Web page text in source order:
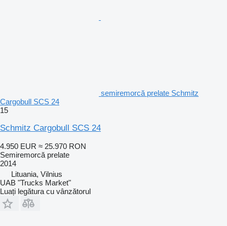
semiremorcă prelate Schmitz
Cargobull SCS 24
15
Schmitz Cargobull SCS 24
4.950 EUR ≈ 25.970 RON
Semiremorcă prelate
2014
Lituania, Vilnius
UAB "Trucks Market"
Luați legătura cu vânzătorul